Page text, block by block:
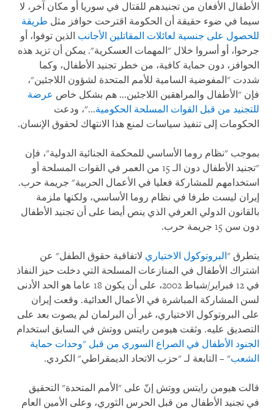
الأطفال الأفغان من تجنيدهم للقتال في سوريا أو مكان آخر، لا
سيما في ضوء حقيقة أن الحكومة اقترحت حوافز مثل طريقة
للحصول على جنسية لعائلات المقاتلين الأجانب الذين توفوا، أو
جرحوا، أو أسروا خلال "المهمات العسكرية". يمكن أن تزيد هذه
الحوافز، دون حماية كافية، من خطر تجنيد الأطفال، وكما
شددت "المفوضية السامية للأمم المتحدة لشؤون اللاجئين"،
فإن "الأطفال والمراهقين اللاجئين... هم بشكل خاص عرضة
للتجنيد من قبل القوات المسلحة الحكومية..."، ودعت
الحكومات إلى تنفيذ سياسات لمنع هذا الانتهاك لحقوق الإنسان.
بموجب "نظام روما الأساسي للمحكمة الجنائية الدولية"، فإن
"تجنيد الأطفال دون الـ 15 من العمر في القوات المسلحة أو
استخدامهم للمشاركة فعليا في الأعمال الحربية" جريمة حرب.
إيران ليست طرفا في نظام روما الأساسي، ولكنها ملزمة
بالقانون الدولي العرفي الذي ينص أيضا على أن تجنيد الأطفال
دون سن 15 جريمة حرب.
يتطرق " البروتوكول الاختياري لاتفاقية حقوق الطفل" عن
اشتراك الأطفال في المنازعات المسلحة التي دخلت حيز النفاذ
في 12 فبراير/شباط 2002، على أن يكون 18 عاما هو الحد الأدنى
لسن المشاركة المباشرة في الأعمال العدائية. وقعت إيران
على البروتوكول الاختياري، غير أن البرلمان لم يصوت بعد على
التصديق عليه. وثقت هيومن رايتس ووتش في السابق استخدام
الجنود الأطفال في الصراع السوري من قبل "وحدات حماية
الشعب" – التابعة لـ "حزب الاتحاد الديمقراطي" الكردي.
قالت هيومن رايتس ووتش إنّ على "الأمم المتحدة" التحقيق
في تجنيد الأطفال من قبل الحرس الثوري، وعلى الأمين العام